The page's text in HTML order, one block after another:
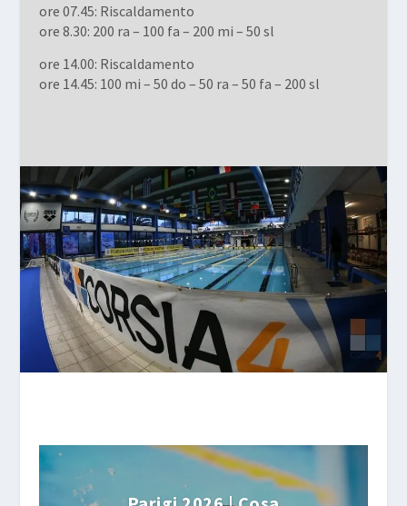
ore 07.45: Riscaldamento
ore 8.30: 200 ra – 100 fa – 200 mi – 50 sl
ore 14.00: Riscaldamento
ore 14.45: 100 mi – 50 do – 50 ra – 50 fa – 200 sl